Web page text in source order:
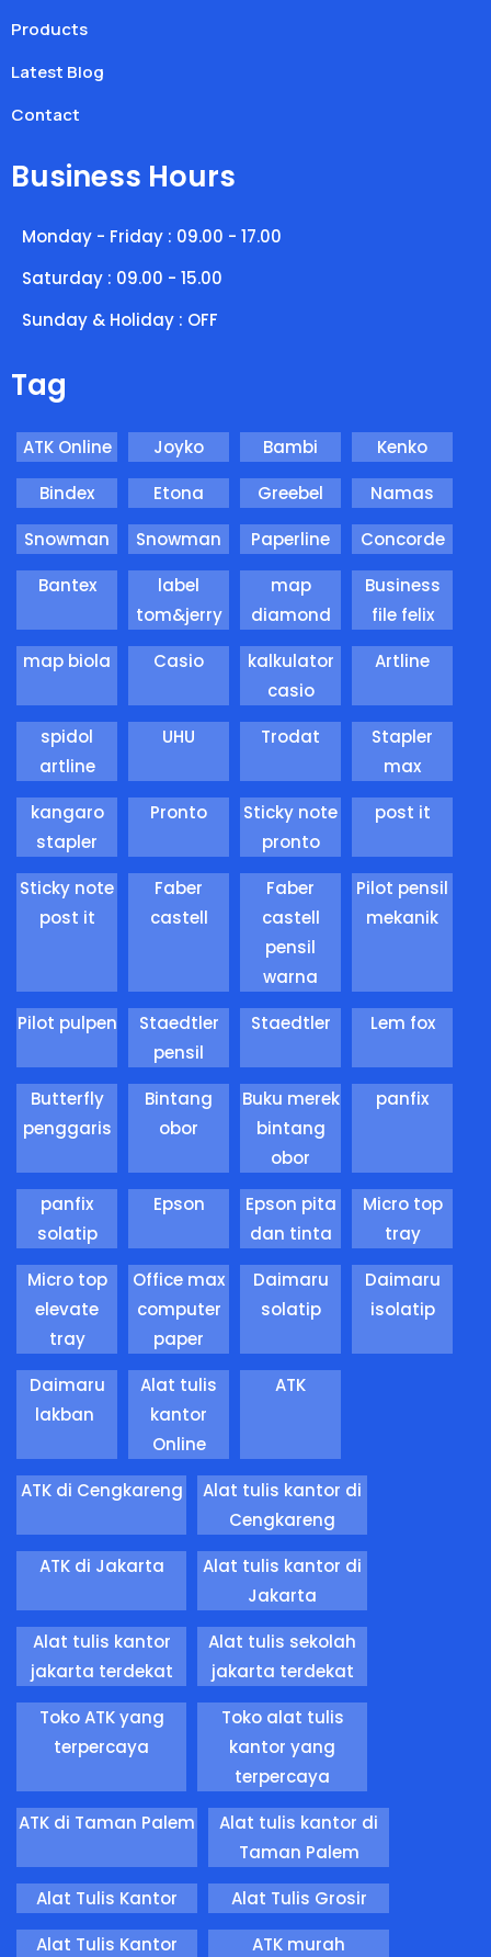
Products
Latest Blog
Contact
Business Hours
Monday - Friday : 09.00 - 17.00
Saturday : 09.00 - 15.00
Sunday & Holiday : OFF
Tag
ATK Online Joyko Bambi
Kenko
Bindex
Etona Greebel
Namas
Snowman
Snowman Paperline
Concorde
Bantex
label
tom&jerry
map
diamond
Business
file felix
map biola
Casio
kalkulator
casio
Artline
spidol
artline
UHU Trodat
Stapler
max
kangaro
stapler
Pronto
Sticky note
pronto
post it
Sticky note
post it
Faber
castell
Faber
castell
pensil
warna
Pilot pensil
mekanik
Pilot pulpen
Staedtler
pensil
Staedtler Lem fox
Butterfly
penggaris
Bintang
obor
Buku merek
bintang
obor
panfix
panfix
solatip
Epson
Epson pita
dan tinta
Micro top
tray
Micro top
elevate
tray
Office max
computer
paper
Daimaru
solatip
Daimaru
isolatip
Daimaru
lakban
Alat tulis
kantor
Online
ATK
ATK di Cengkareng
Alat tulis kantor di
Cengkareng
ATK di Jakarta
Alat tulis kantor di
Jakarta
Alat tulis kantor
jakarta terdekat
Alat tulis sekolah
jakarta terdekat
Toko ATK yang
terpercaya
Toko alat tulis
kantor yang
terpercaya
ATK di Taman Palem
Alat tulis kantor di
Taman Palem
Alat Tulis Kantor
Alat Tulis Grosir
Alat Tulis Kantor
ATK murah